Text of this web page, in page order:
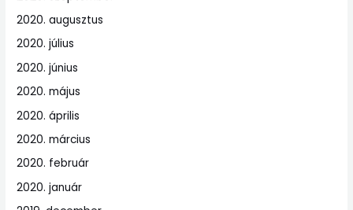
2020. augusztus
2020. július
2020. június
2020. május
2020. április
2020. március
2020. február
2020. január